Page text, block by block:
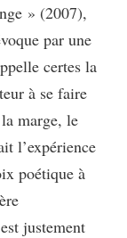
» (2007),
par une
certes la
à se faire
marge, le
l’expérience
poétique à
justement